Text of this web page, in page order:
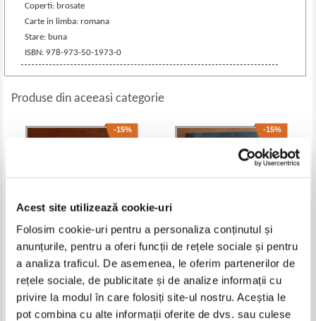
Acest site utilizează cookie-uri
Folosim cookie-uri pentru a personaliza conținutul și
anunțurile, pentru a oferi funcții de rețele sociale și pentru
a analiza traficul. De asemenea, le oferim partenerilor de
rețele sociale, de publicitate și de analize informații cu
privire la modul în care folosiți site-ul nostru. Aceștia le
pot combina cu alte informații oferite de dvs. sau culese
Coperti: brosate
Carte in limba: romana
Stare: buna
ISBN: 978-973-50-1973-0
Produse din aceeasi categorie
-15%
Adrian Paunescu - Cele mai
frumoase poezii de dragoste (2
volume)
-15%
Marchizul de Sade - Cele o suta
douazeci de zile ale Sodomei
sau scoala libertinajului